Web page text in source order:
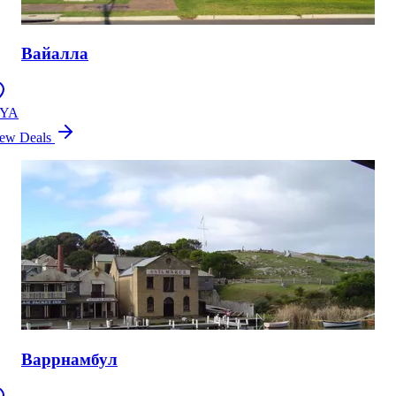
Вайалла
Deals
Варрнамбул